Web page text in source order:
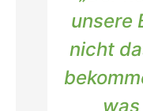
unsere
nicht